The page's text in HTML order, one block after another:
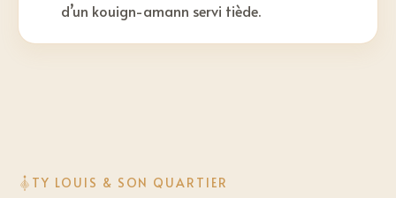
d’un kouign-amann servi tiède.
TY LOUIS & SON QUARTIER